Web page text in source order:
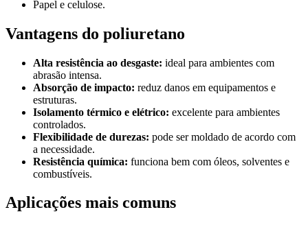
Papel e celulose.
Vantagens do poliuretano
Alta resistência ao desgaste: ideal para ambientes com
abrasão intensa.
Absorção de impacto: reduz danos em equipamentos e
estruturas.
Isolamento térmico e elétrico: excelente para ambientes
controlados.
Flexibilidade de durezas: pode ser moldado de acordo com
a necessidade.
Resistência química: funciona bem com óleos, solventes e
combustíveis.
Aplicações mais comuns